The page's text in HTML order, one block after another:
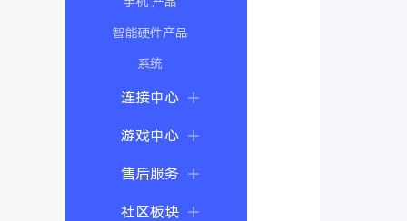
智能硬件产品
系统
连接中心
游戏中心
售后服务
社区板块